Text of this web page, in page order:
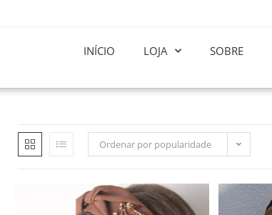
INÍCIO LOJA SOBRE
Ordenar por popularidade